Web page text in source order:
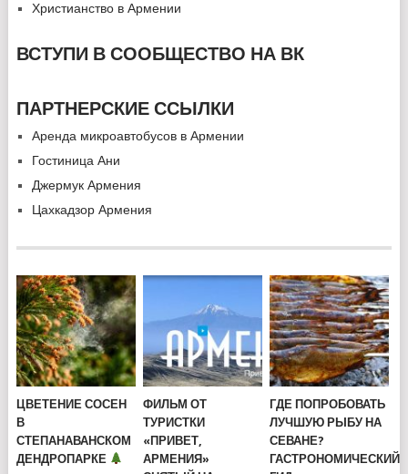
Христианство в Армении
ВСТУПИ В СООБЩЕСТВО НА ВК
ПАРТНЕРСКИЕ ССЫЛКИ
Аренда микроавтобусов в Армении
Гостиница Ани
Джермук Армения
Цахкадзор Армения
ЦВЕТЕНИЕ СОСЕН
В
СТЕПАНАВАНСКОМ
ДЕНДРОПАРКЕ
ФИЛЬМ ОТ
ТУРИСТКИ
«ПРИВЕТ,
АРМЕНИЯ»
ГДЕ ПОПРОБОВАТЬ
ЛУЧШУЮ РЫБУ НА
СЕВАНЕ?
ГАСТРОНОМИЧЕСКИЙ